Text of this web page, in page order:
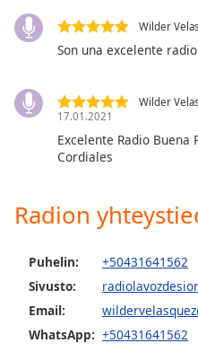
Opacity
Area
Background
Edge
Wilder
Son una excelente radio
Wilder
17.01.2021
Excelente Radio Buena
Cordiales
Radion
Puhelin:
+50431641562
Sivusto:
Email:
WhatsApp: +50431641562